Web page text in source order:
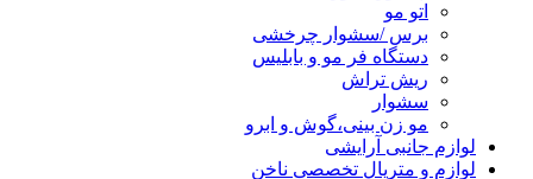
اتو مو
برس /سشوار چرخشی
دستگاه فر مو و بابلیس
ریش تراش
سشوار
مو زن بینی،گوش و ابرو
لوازم جانبی آرایشی
لوازم و متریال تخصصی ناخن